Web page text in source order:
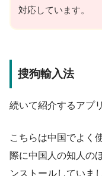
対応しています。
搜狗輸入法
続いて紹介するアプ
こちらは中国でよく
際に中国人の知人の
ンストールしていま